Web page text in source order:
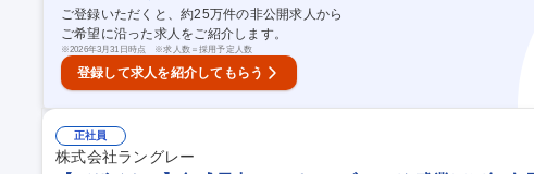
ご登録いただくと、約25万件の非公開求人から
ご希望に沿った求人をご紹介します。
※2026年3月31日時点 ※求人数＝採用予定人数
登録して求人を紹介してもらう
正社員
株式会社ラングレー